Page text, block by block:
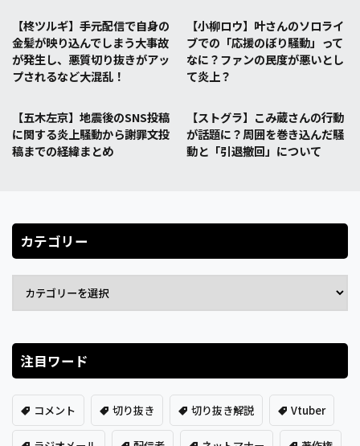
【柊ツルギ】手元配信で自身の
金髪が映り込んでしまう大事故
が発生し、悪質切り抜きがアッ
プされるなど大混乱！
【小柳ロウ】叶さんのソロライ
ブでの「応援のぼり騒動」って
なに？ファンの民度が悪いとし
て炎上？
【五木左京】地震後のSNS投稿
に関する炎上騒動から謝罪文投
稿までの経緯まとめ
【ストグラ】こみ蔵さんの行動
が話題に？周囲を巻き込んだ騒
動と「引退撤回」について
カテゴリー
注目ワード
コメント 切り抜き 切り抜き解説 Vtuber